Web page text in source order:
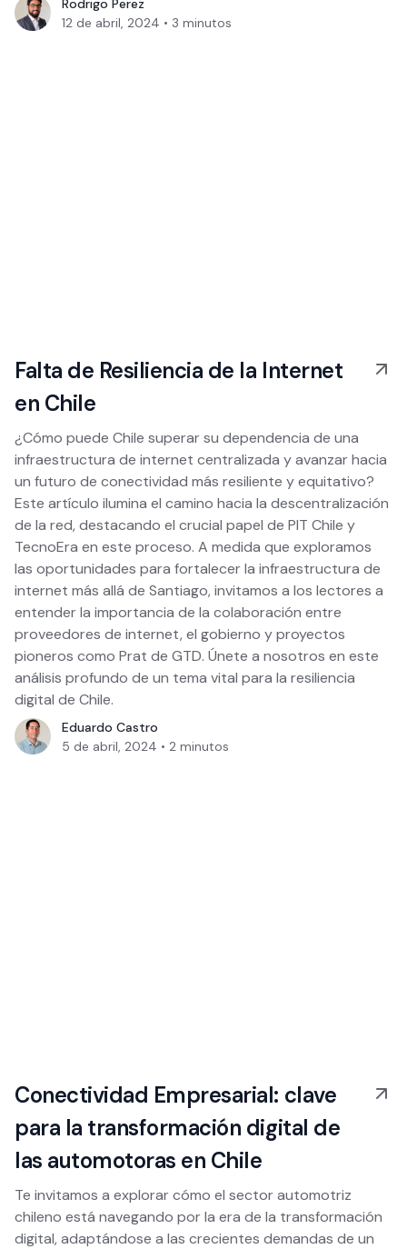
Rodrigo Perez
12 de abril, 2024 • 3 minutos
Falta de Resiliencia de la Internet
en Chile
¿Cómo puede Chile superar su dependencia de una
infraestructura de internet centralizada y avanzar hacia
un futuro de conectividad más resiliente y equitativo?
Este artículo ilumina el camino hacia la descentralización
de la red, destacando el crucial papel de PIT Chile y
TecnoEra en este proceso. A medida que exploramos
las oportunidades para fortalecer la infraestructura de
internet más allá de Santiago, invitamos a los lectores a
entender la importancia de la colaboración entre
proveedores de internet, el gobierno y proyectos
pioneros como Prat de GTD. Únete a nosotros en este
análisis profundo de un tema vital para la resiliencia
digital de Chile.
Eduardo Castro
5 de abril, 2024 • 2 minutos
Conectividad Empresarial: clave
para la transformación digital de
las automotoras en Chile
Te invitamos a explorar cómo el sector automotriz
chileno está navegando por la era de la transformación
digital, adaptándose a las crecientes demandas de un